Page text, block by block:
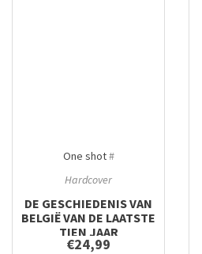
One shot#
Hardcover
DE GESCHIEDENIS VAN
BELGIË VAN DE LAATSTE
TIEN JAAR
€24,99